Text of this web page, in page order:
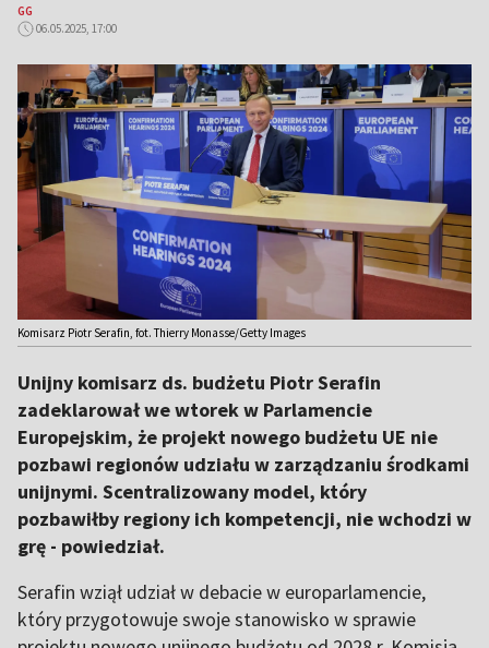
GG
06.05.2025, 17:00
Komisarz Piotr Serafin, fot. Thierry Monasse/Getty Images
Unijny komisarz ds. budżetu Piotr Serafin
zadeklarował we wtorek w Parlamencie
Europejskim, że projekt nowego budżetu UE nie
pozbawi regionów udziału w zarządzaniu środkami
unijnymi. Scentralizowany model, który
pozbawiłby regiony ich kompetencji, nie wchodzi w
grę - powiedział.
Serafin wziął udział w debacie w europarlamencie,
który przygotowuje swoje stanowisko w sprawie